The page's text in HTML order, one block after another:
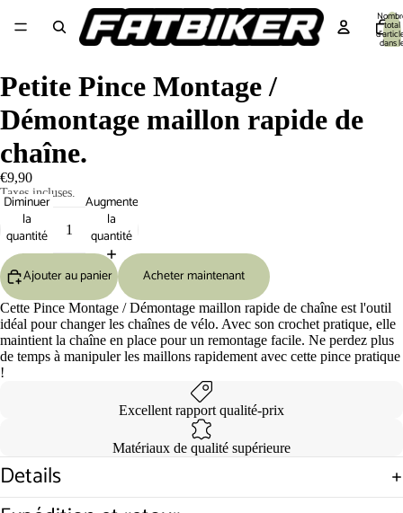
total
dans
Ouvrir
l’image
Petite Pince Montage /
Démontage maillon rapide de
chaîne.
€9,90
Taxes incluses.
Diminuer
la
quantité
Augmenter
la
quantité
Ajouter au panier
Acheter maintenant
Cette Pince Montage / Démontage maillon rapide de chaîne est l'outil
idéal pour changer les chaînes de vélo. Avec son crochet pratique, elle
maintient la chaîne en place pour un remontage facile. Ne perdez plus
de temps à manipuler les maillons rapidement avec cette pince pratique
!
Excellent rapport qualité-prix
Matériaux de qualité supérieure
Details